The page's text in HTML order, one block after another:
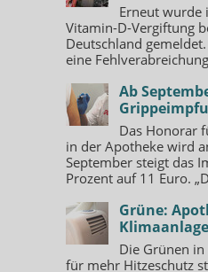
Erneut wurde
Vitamin-D-Vergiftung
Deutschland
eine
Ab
Das Honorar
in der Apotheke wird
September steigt das
Prozent auf 11 Euro.
Grüne:
Die Grünen
für mehr Hitzeschutz